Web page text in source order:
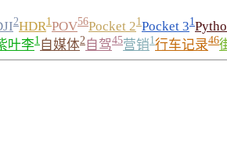
2HDR1POV56Pocket 21Pocket 31
叶李1 自媒体2自驾45营销1行车记录46